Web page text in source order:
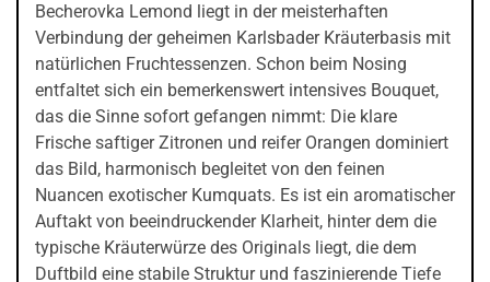
Becherovka Lemond liegt in der meisterhaften
Verbindung der geheimen Karlsbader Kräuterbasis mit
natürlichen Fruchtessenzen. Schon beim Nosing
entfaltet sich ein bemerkenswert intensives Bouquet,
das die Sinne sofort gefangen nimmt: Die klare
Frische saftiger Zitronen und reifer Orangen dominiert
das Bild, harmonisch begleitet von den feinen
Nuancen exotischer Kumquats. Es ist ein aromatischer
Auftakt von beeindruckender Klarheit, hinter dem die
typische Kräuterwürze des Originals liegt, die dem
Duftbild eine stabile Struktur und faszinierende Tiefe